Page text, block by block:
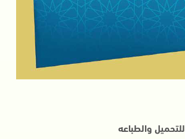
للتحميل والطباعه